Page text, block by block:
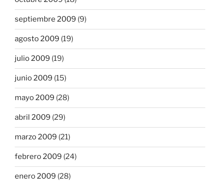
septiembre 2009 (9)
agosto 2009 (19)
julio 2009 (19)
junio 2009 (15)
mayo 2009 (28)
abril 2009 (29)
marzo 2009 (21)
febrero 2009 (24)
enero 2009 (28)